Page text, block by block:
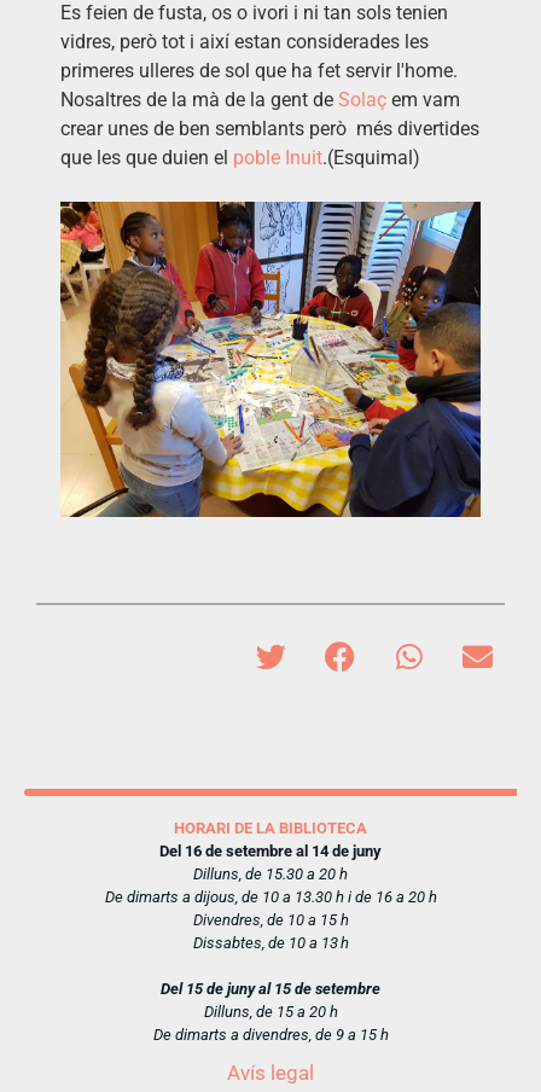
Es feien de fusta, os o ivori i ni tan sols tenien
vidres, però tot i així estan considerades les
primeres ulleres de sol que ha fet servir l'home.
Nosaltres de la mà de la gent de Solaç em vam
crear unes de ben semblants però més divertides
que les que duien el poble Inuit.(Esquimal)
HORARI DE LA BIBLIOTECA
Del 16 de setembre al 14 de juny
Dilluns, de 15.30 a 20 h
De dimarts a dijous, de 10 a 13.30 h i de 16 a 20 h
Divendres, de 10 a 15 h
Dissabtes, de 10 a 13 h
Del 15 de juny al 15 de setembre
Dilluns, de 15 a 20 h
De dimarts a divendres, de 9 a 15 h
Avís legal